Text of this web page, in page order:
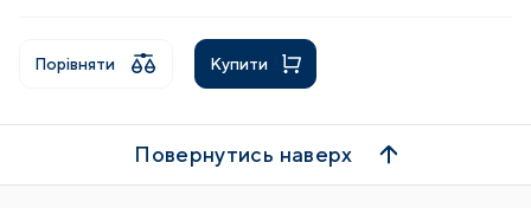
Порівняти Купити
Повернутись наверх